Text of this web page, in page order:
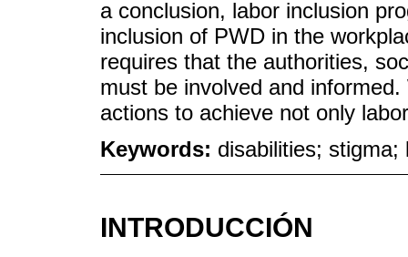
a conclusion, labor inclusion
inclusion of PWD in the
requires that the authorities,
must be involved and
actions to achieve not only
Keywords: disabilities; stigma;
INTRODUCCIÓN